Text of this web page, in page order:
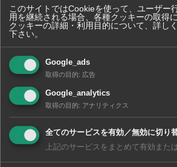
プラスは現地法人のプラスベトナム工
所に文具の生産拠点を構えている。日
め、プラスの現地工場は技術指導や人
このサイトではCookieを使って、ユーザー
用を継続される場合、各種クッキーの取得
クッキーの詳細・利用目的について、詳し
下さい。
Google_ads
取得の目的: 広告
Google_analytics
取得の目的: アナリティクス
全てのサービスを有効／無効に切り替
上記のサービスをまとめて有効また